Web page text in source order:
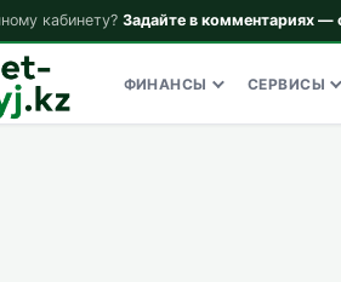
кабинету? Задайте в комментариях —
ФИНАНСЫ СЕРВИСЫ